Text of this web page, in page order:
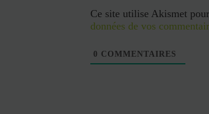
web
Ce site utilise Akismet
données de vos
0 COMMENTAIRES